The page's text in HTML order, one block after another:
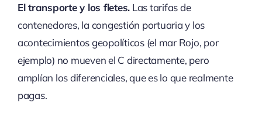
El transporte y los fletes. Las tarifas de
contenedores, la congestión portuaria y los
acontecimientos geopolíticos (el mar Rojo, por
ejemplo) no mueven el C directamente, pero
amplían los diferenciales, que es lo que realmente
pagas.